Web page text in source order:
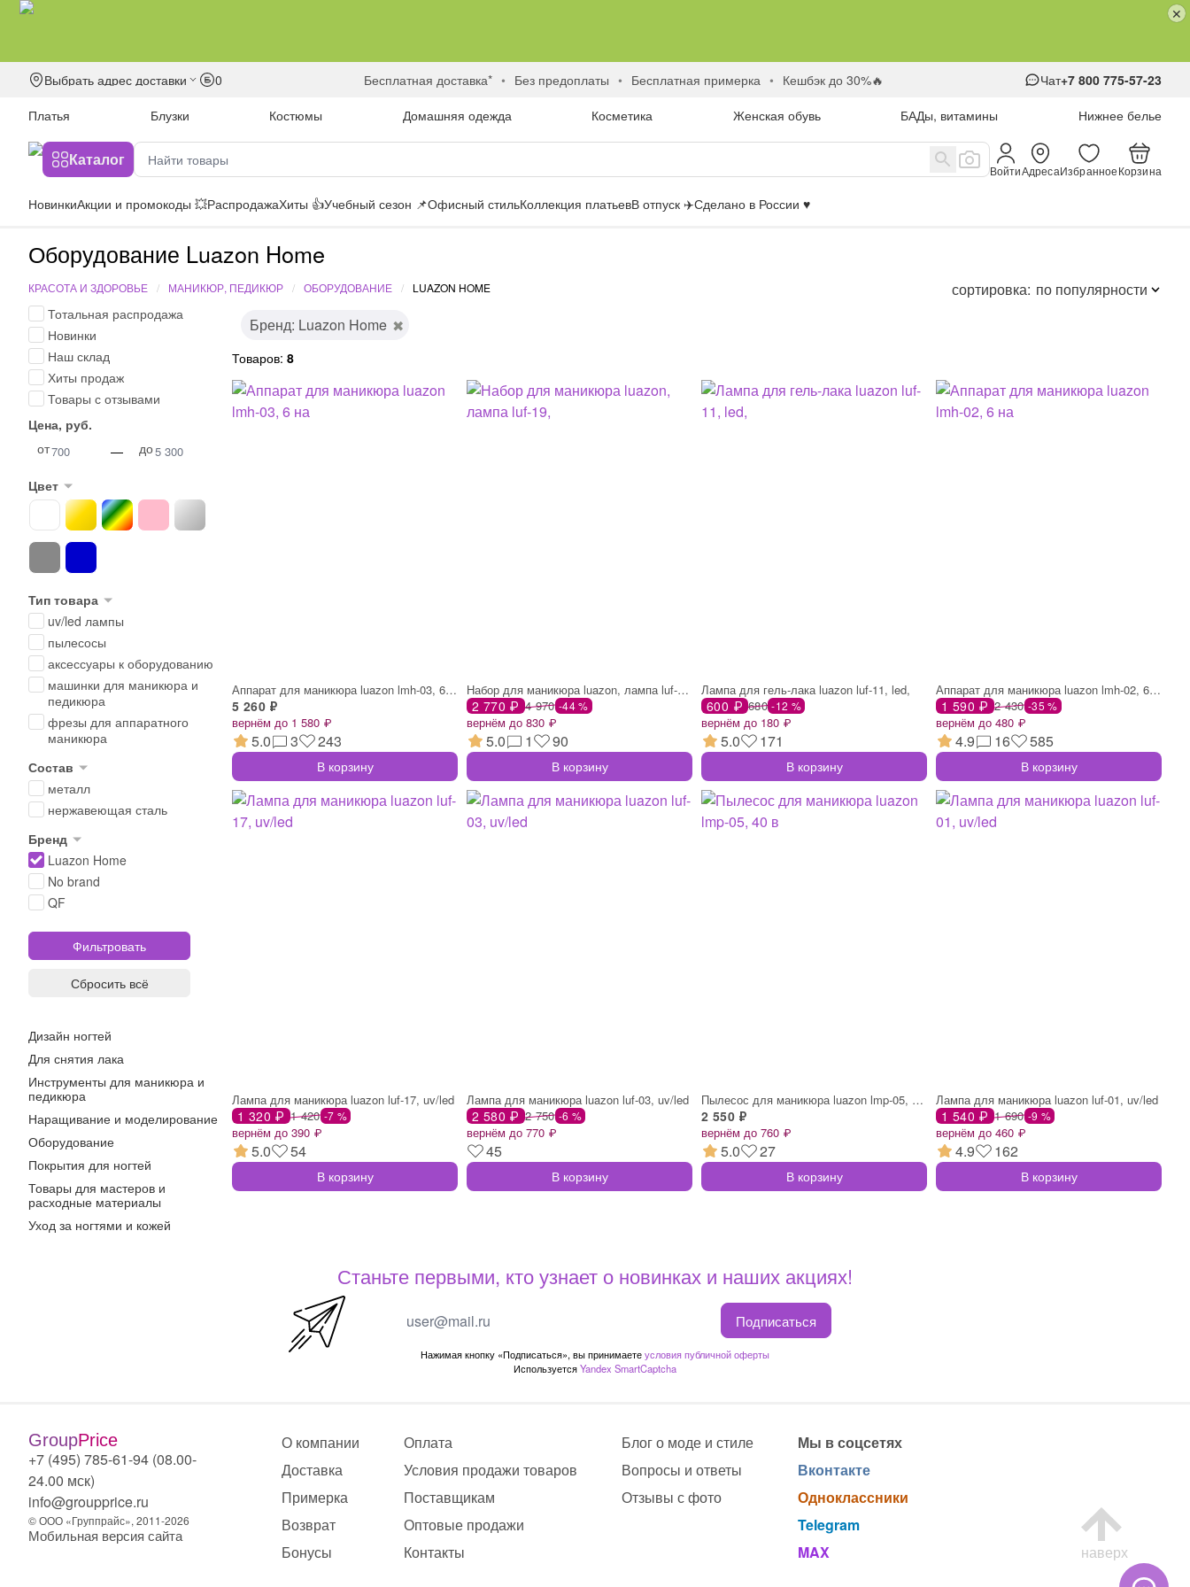
наверх
Выбрать адрес доставки 0 бесплатная доставка* без предоплаты бесплатная примерка кешбэк до 30%🔥 Чат+7 800 775-57-23
Платья
Блузки Костюмы Домашняя одежда Косметика Женская обувь БАДы, витамины Нижнее белье
Каталог
ВойтиАдресаИзбранноеКорзина
НовинкиАкции и промокоды 💥РаспродажаХиты 👍Учебный сезон 📌Офисный стильКоллекция платьевВ отпуск ✈️Сделано в России ♥️
Оборудование Luazon Home
сортировка: по популярности
КРАСОТА И ЗДОРОВЬЕ МАНИКЮР, ПЕДИКЮР ОБОРУДОВАНИЕ LUAZON HOME
Тотальная распродажа
Новинки
Наш склад
Хиты продаж
Товары с отзывами
Цена, руб.
от
— до
Цвет
Тип товара
uv/led лампы
пылесосы
аксессуары к оборудованию
машинки для маникюра и
педикюра
фрезы для аппаратного
маникюра
Состав
металл
нержавеющая сталь
Бренд
Luazon Home
No brand
QF
Сбросить всё
Дизайн ногтей
Для снятия лака
Инструменты для маникюра и
педикюра
Наращивание и моделирование
Оборудование
Покрытия для ногтей
Товары для мастеров и
расходные материалы
Уход за ногтями и кожей
Бренд: Luazon Home
Товаров: 8
Аппарат для маникюра luazon lmh-03, 6 на
5 260 ₽
вернём до 1 580 ₽
5.0 3 243
В корзину
Набор для маникюра luazon, лампа luf-19,
2 770 ₽ 4 970 -44 %
вернём до 830 ₽
5.0 1 90
В корзину
Лампа для гель-лака luazon luf-11, led,
600 ₽ 680 -12 %
вернём до 180 ₽
5.0 171
В корзину
Аппарат для маникюра luazon lmh-02, 6 на
1 590 ₽ 2 430 -35 %
вернём до 480 ₽
4.9 16 585
В корзину
Лампа для маникюра luazon luf-17, uv/led
1 320 ₽ 1 420 -7 %
вернём до 390 ₽
5.0 54
В корзину
Лампа для маникюра luazon luf-03, uv/led
2 580 ₽ 2 750 -6 %
вернём до 770 ₽
45
В корзину
Пылесос для маникюра luazon lmp-05, 40 в
2 550 ₽
вернём до 760 ₽
5.0 27
В корзину
Лампа для маникюра luazon luf-01, uv/led
1 540 ₽ 1 690 -9 %
вернём до 460 ₽
4.9 162
В корзину
Станьте первыми, кто узнает о новинках и наших акциях!
Подписаться
Нажимая кнопку «Подписаться», вы принимаетеусловия публичной оферты
ИспользуетсяYandex SmartCaptcha
GroupPrice
+7 (495) 785-61-94 (08.00-
24.00 мск)
info@groupprice.ru
© ООО «Группрайс», 2011-2026
Мобильная версия сайта
О компании
Доставка
Примерка
Возврат
Бонусы
Оплата
Условия продажи товаров
Поставщикам
Оптовые продажи
Контакты
Блог о моде и стиле
Вопросы и ответы
Отзывы с фото
Мы в соцсетях
Вконтакте
Одноклассники
Telegram
MAX